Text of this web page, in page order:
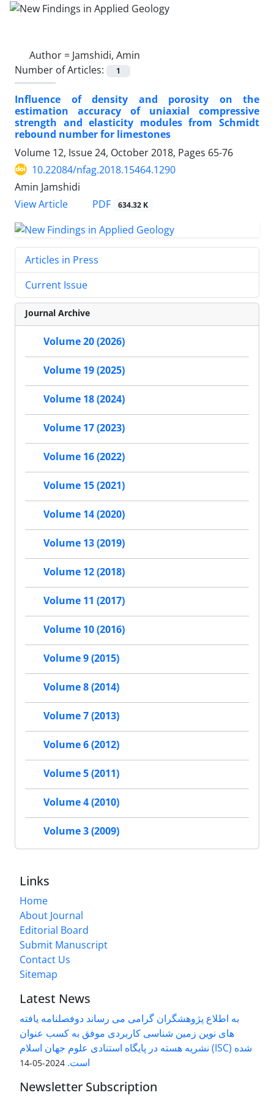
Author = Jamshidi, Amin
Number of Articles:
1
Influence of density and porosity on the
estimation accuracy of uniaxial compressive
strength and elasticity modules from Schmidt
rebound number for limestones
Volume 12, Issue 24, October 2018, Pages 65-76
10.22084/nfag.2018.15464.1290
Amin Jamshidi
View Article
PDF 634.32 K
Articles in Press
Current Issue
Journal Archive
Volume 20 (2026)
Volume 19 (2025)
Volume 18 (2024)
Volume 17 (2023)
Volume 16 (2022)
Volume 15 (2021)
Volume 14 (2020)
Volume 13 (2019)
Volume 12 (2018)
Volume 11 (2017)
Volume 10 (2016)
Volume 9 (2015)
Volume 8 (2014)
Volume 7 (2013)
Volume 6 (2012)
Volume 5 (2011)
Volume 4 (2010)
Volume 3 (2009)
Links
Home
About Journal
Editorial Board
Submit Manuscript
Contact Us
Sitemap
Latest News
به اطلاع پژوهشگران گرامی می رساند دوفصلنامه یافته
های نوین زمین شناسی کاربردی موفق به کسب عنوان
نشریه هسته در پایگاه استنادی علوم جهان اسلام (ISC) شده
است. 2024-05-14
Newsletter Subscription